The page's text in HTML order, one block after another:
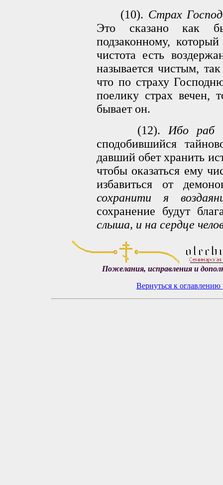
(10). Страх
Это сказано как
подзаконному,
чистота есть
называется чистым,
что по страху
поелику страх вечен,
бывает он.
(12). Ибо раб
сподобившийся
давший обет хранить
чтобы оказаться ему
избавиться от
сохранити я
сохранение будут
слыша, и на сердце
Пожелания, исправления и
Вернуться к оглавлению